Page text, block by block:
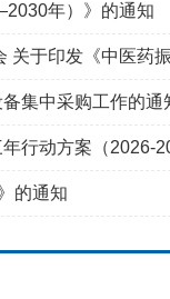
年）》的通知
于印发《中医药
集中采购工作的通
行动方案（2026-
的通知